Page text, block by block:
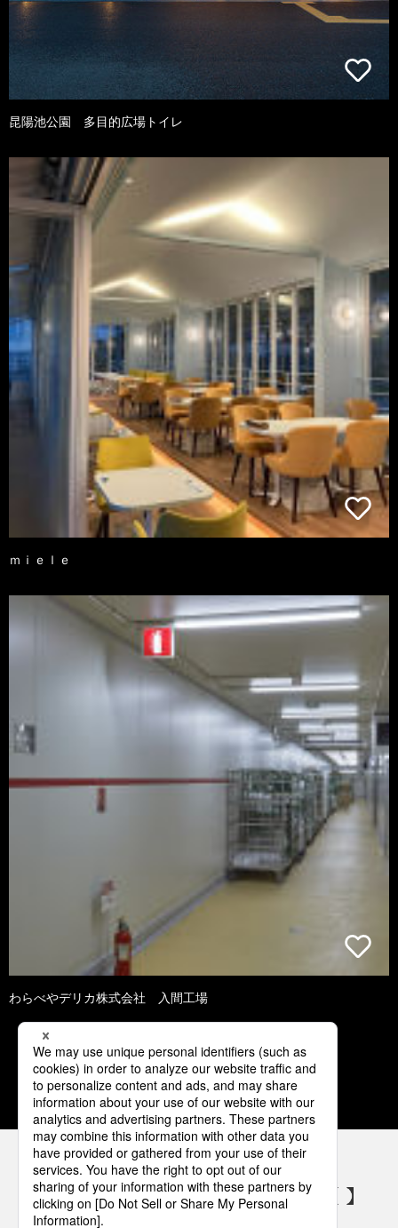
昆陽池公園 多目的広場トイレ
ｍｉｅｌｅ
わらべやデリカ株式会社 入間工場
1 2 3 4 5
パナソニックの電気設備 SNSアカウント